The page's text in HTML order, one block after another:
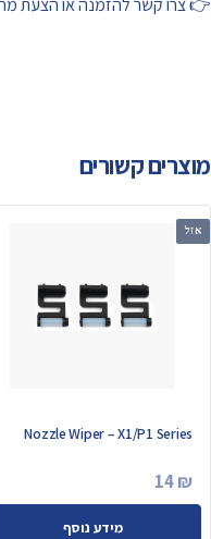
👉 צרו קשר להזמנה או הצעת
מוצרים קשורים
אזל
Nozzle Wiper – X1/P1 Series
14₪
מידע נוסף